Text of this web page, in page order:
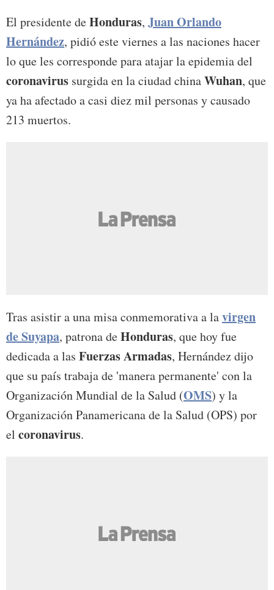
El presidente deHonduras, Juan Orlando
Hernández, pidió este viernes a las naciones hacer
lo que les corresponde para atajar la epidemia del
coronavirus surgida en la ciudad chinaWuhan, que
ya ha afectado a casi diez mil personas y causado
213 muertos.
Tras asistir a una misa conmemorativa a lavirgen
de Suyapa, patrona deHonduras, que hoy fue
dedicada a las Fuerzas Armadas, Hernández dijo
que su país trabaja de 'manera permanente' con la
Organización Mundial de la Salud (OMS) y la
Organización Panamericana de la Salud (OPS) por
el coronavirus.